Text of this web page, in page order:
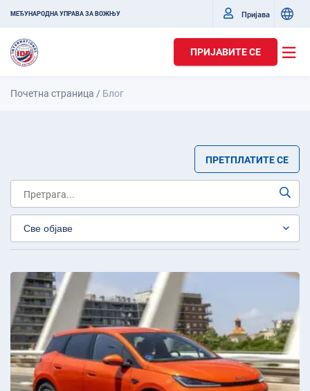
МЕЂУНАРОДНА УПРАВА ЗА ВОЖЊУ Пријава
ПРИЈАВИТЕ СЕ
Почетна страница / Блог
ПРЕТПЛАТИТЕ СЕ